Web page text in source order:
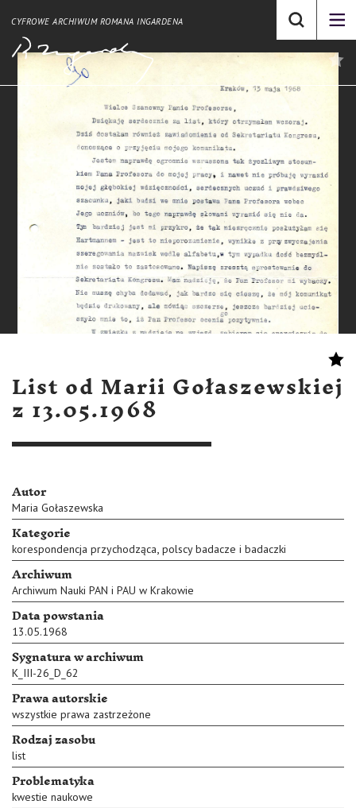
CYFROWE ARCHIWUM ROMANA INGARDENA
List od Marii Gołaszewskiej
z 13.05.1968
Autor
Maria Gołaszewska
Kategorie
korespondencja przychodząca, polscy badacze i badaczki
Archiwum
Archiwum Nauki PAN i PAU w Krakowie
Data powstania
13.05.1968
Sygnatura w archiwum
K_III-26_D_62
Prawa autorskie
wszystkie prawa zastrzeżone
Rodzaj zasobu
list
Problematyka
kwestie naukowe